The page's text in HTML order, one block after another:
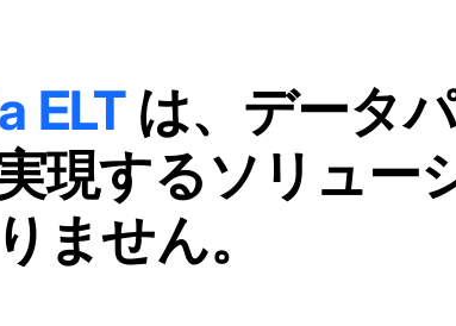
ELTは、データ
現するソリュー
ません。